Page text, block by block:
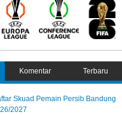
Komentar Terbaru
Skuad Pemain Persib Bandung
2027